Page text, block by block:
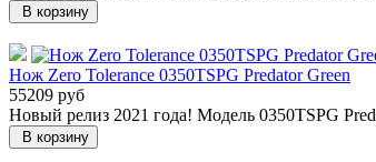
В корзину
Нож Zero Tolerance 0350TSPG Predator Green
55209 руб
Новый релиз 2021 года! Модель 0350TSPG
В корзину